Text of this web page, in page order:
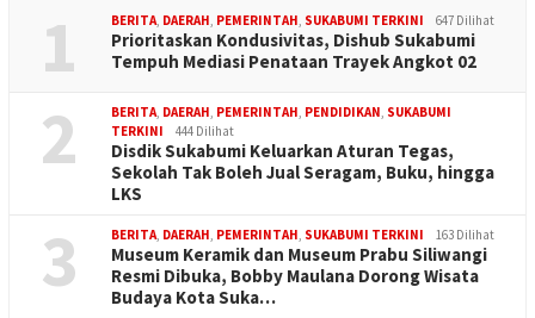
1 BERITA, DAERAH, PEMERINTAH, SUKABUMI TERKINI 647 Dilihat
Prioritaskan Kondusivitas, Dishub Sukabumi
Tempuh Mediasi Penataan Trayek Angkot 02
2 BERITA, DAERAH, PEMERINTAH, PENDIDIKAN, SUKABUMI
TERKINI
444 Dilihat
Disdik Sukabumi Keluarkan Aturan Tegas,
Sekolah Tak Boleh Jual Seragam, Buku, hingga
LKS
3 BERITA, DAERAH, PEMERINTAH, SUKABUMI TERKINI 163 Dilihat
Museum Keramik dan Museum Prabu Siliwangi
Resmi Dibuka, Bobby Maulana Dorong Wisata
Budaya Kota Suka…